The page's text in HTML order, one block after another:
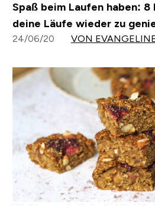
Spaß beim Laufen haben:
deine Läufe wieder zu
24/06/20 VON